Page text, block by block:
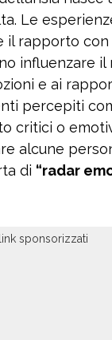
Le
il rapporto
influenzare il
e ai
percepiti
critici o
alcune
di “radar